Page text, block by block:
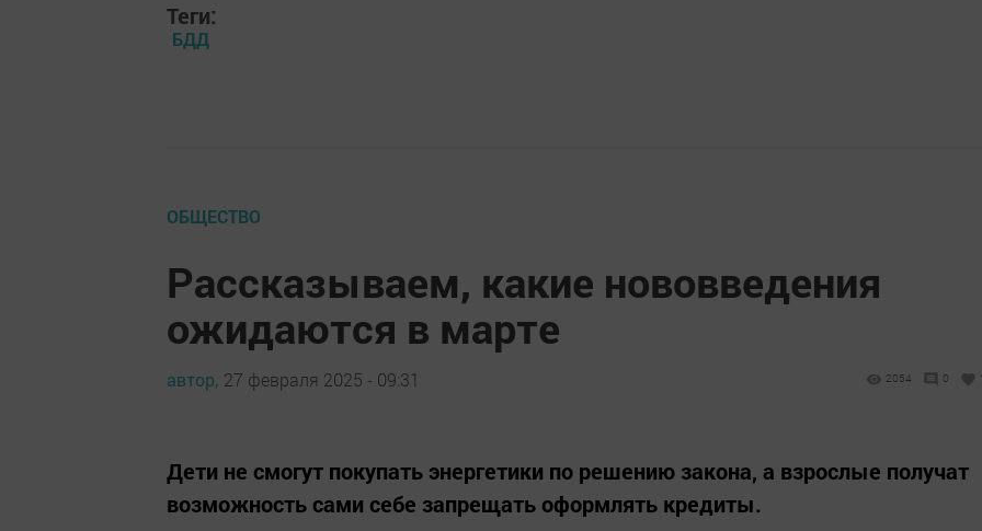
Теги:
БДД
ОБЩЕСТВО
Рассказываем, какие нововведения
ожидаются в марте
автор, 27 февраля 2025 - 09:31 2054 0
Дети не смогут покупать энергетики по решению закона, а взрослые получат
возможность сами себе запрещать оформлять кредиты.